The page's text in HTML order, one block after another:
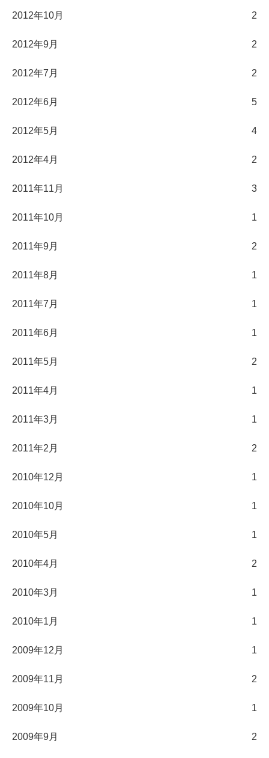
2012年10月 2
2012年9月 2
2012年7月 2
2012年6月 5
2012年5月 4
2012年4月 2
2011年11月 3
2011年10月 1
2011年9月 2
2011年8月 1
2011年7月 1
2011年6月 1
2011年5月 2
2011年4月 1
2011年3月 1
2011年2月 2
2010年12月 1
2010年10月 1
2010年5月 1
2010年4月 2
2010年3月 1
2010年1月 1
2009年12月 1
2009年11月 2
2009年10月 1
2009年9月 2